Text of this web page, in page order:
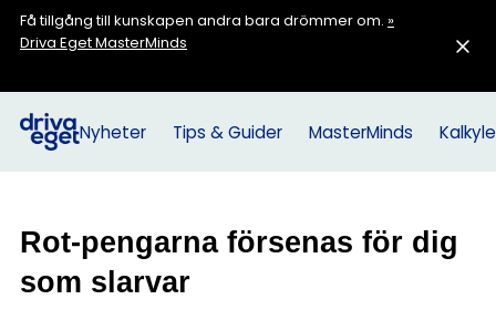
Få tillgång till kunskapen andra bara drömmer om. »
Driva Eget MasterMinds
Nyheter Tips & Guider MasterMinds
Rot-pengarna försenas för dig
som slarvar